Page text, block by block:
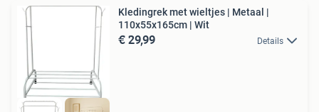
Kledingrek met wieltjes | Metaal |
110x55x165cm | Wit
€ 29,99 Details